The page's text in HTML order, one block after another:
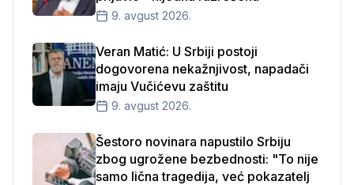
9. avgust 2026.
Veran Matić: U Srbiji postoji
dogovorena nekažnjivost, napadači
imaju Vučićevu zaštitu
9. avgust 2026.
Šestoro novinara napustilo Srbiju
zbog ugrožene bezbednosti: "To nije
samo lična tragedija, već pokazatelj